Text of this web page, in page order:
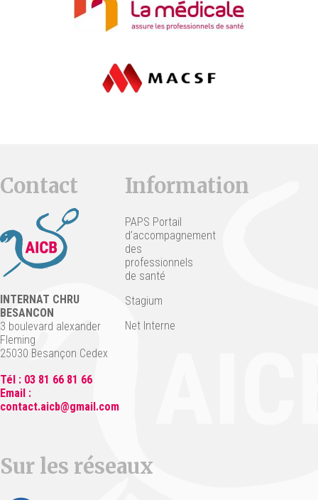
Contact
INTERNAT CHRU
BESANCON
3 boulevard alexander
Fleming
25030 Besançon Cedex
Tél : 03 81 66 81 66
Email :
contact.aicb@gmail.com
Information
PAPS Portail
d’accompagnement
des
professionnels
de santé
Stagium
Net Interne
Sur les réseaux